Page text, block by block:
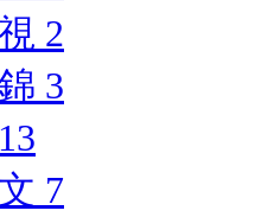
2
3
13
7